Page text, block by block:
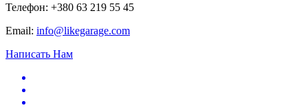
Телефон: +380 63 219 55 45
Email: info@likegarage.com
Написать Нам